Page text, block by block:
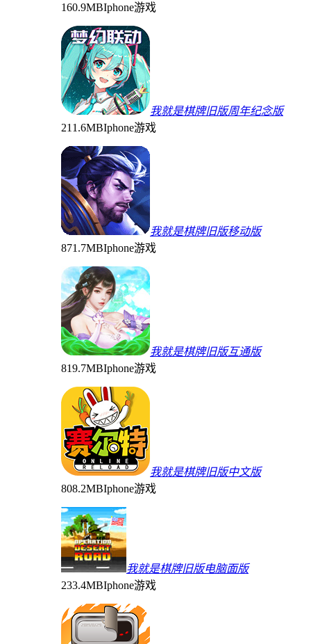
160.9MBIphone游戏
我就是棋牌旧版周年纪念版
211.6MBIphone游戏
我就是棋牌旧版移动版
871.7MBIphone游戏
我就是棋牌旧版互通版
819.7MBIphone游戏
我就是棋牌旧版中文版
808.2MBIphone游戏
我就是棋牌旧版电脑面版
233.4MBIphone游戏